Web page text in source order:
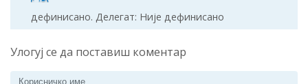
дефинисано. Делегат: Није дефинисано
Улогуј се да поставиш коментар